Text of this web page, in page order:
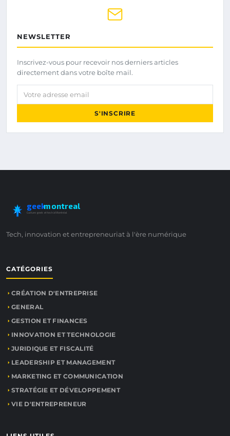
NEWSLETTER
Inscrivez-vous pour recevoir nos derniers articles
directement dans votre boîte mail.
Votre adresse email
S'INSCRIRE
geekmontreal
Culture geek et tech à Montréal
Tech, innovation et entrepreneuriat à l'ère numérique
CATÉGORIES
CRÉATION D'ENTREPRISE
GENERAL
GESTION ET FINANCES
INNOVATION ET TECHNOLOGIE
JURIDIQUE ET FISCALITÉ
LEADERSHIP ET MANAGEMENT
MARKETING ET COMMUNICATION
STRATÉGIE ET DÉVELOPPEMENT
VIE D'ENTREPRENEUR